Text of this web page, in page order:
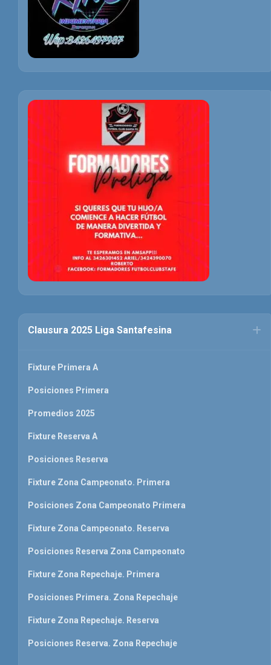
Clausura 2025 Liga Santafesina
Fixture Primera A
Posiciones Primera
Promedios 2025
Fixture Reserva A
Posiciones Reserva
Fixture Zona Campeonato. Primera
Posiciones Zona Campeonato Primera
Fixture Zona Campeonato. Reserva
Posiciones Reserva Zona Campeonato
Fixture Zona Repechaje. Primera
Posiciones Primera. Zona Repechaje
Fixture Zona Repechaje. Reserva
Posiciones Reserva. Zona Repechaje